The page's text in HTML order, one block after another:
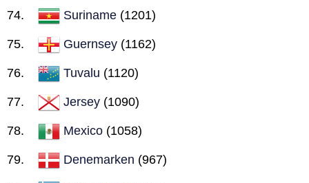
Suriname (1201)
Guernsey (1162)
Tuvalu (1120)
Jersey (1090)
Mexico (1058)
Denemarken (967)